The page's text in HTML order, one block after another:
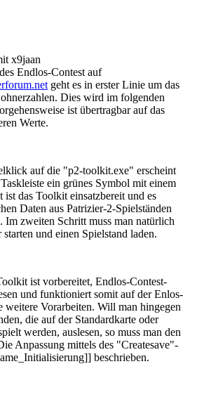
x9jaan
Endlos-Contest auf
geht es in erster Linie um das
Dies wird im folgenden
ist übertragbar auf das
Werte.
auf die "p2-toolkit.exe" erscheint
ein grünes Symbol mit einem
das Toolkit einsatzbereit und es
Daten aus Patrizier-2-Spielständen
Im zweiten Schritt muss man natürlich
und einen Spielstand laden.
ist vorbereitet, Endlos-Contest-
und funktioniert somit auf der Enlos-
weitere Vorarbeiten. Will man hingegen
die auf der Standardkarte oder
werden, auslesen, so muss man den
Anpassung mittels des "Createsave"-
beschrieben.